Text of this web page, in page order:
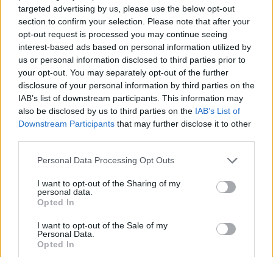
targeted advertising by us, please use the below opt-out
section to confirm your selection. Please note that after your
opt-out request is processed you may continue seeing
interest-based ads based on personal information utilized by
us or personal information disclosed to third parties prior to
your opt-out. You may separately opt-out of the further
disclosure of your personal information by third parties on the
IAB’s list of downstream participants. This information may
also be disclosed by us to third parties on the IAB’s List of
Downstream Participants that may further disclose it to other
Personal Data Processing Opt Outs
I want to opt-out of the Sharing of my
personal data.
Opted In
I want to opt-out of the Sale of my
Personal Data.
Opted In
Pampers
ΡΟΗ ΕΙΔΗΣΕΩΝ
SHOWBIZ
βερμούδα – Η βόλτα στο κέντρο της
πόλης με chic casual look που
ξεχώρισε
SHOWBIZ